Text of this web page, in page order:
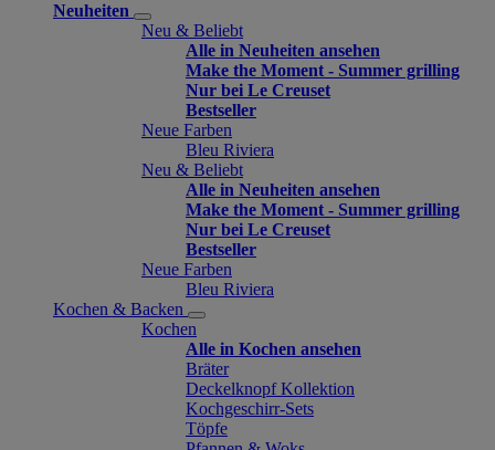
Neuheiten
Neu & Beliebt
Alle in Neuheiten ansehen
Make the Moment - Summer grilling
Nur bei Le Creuset
Bestseller
Neue Farben
Bleu Riviera
Neu & Beliebt
Alle in Neuheiten ansehen
Make the Moment - Summer grilling
Nur bei Le Creuset
Bestseller
Neue Farben
Bleu Riviera
Kochen & Backen
Kochen
Alle in Kochen ansehen
Bräter
Deckelknopf Kollektion
Kochgeschirr-Sets
Töpfe